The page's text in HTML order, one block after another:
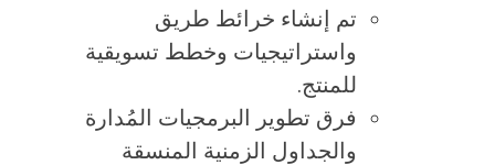
تم إنشاء خرائط طريق
واستراتيجيات وخطط تسويقية
للمنتج.
فرق تطوير البرمجيات المُدارة
والجداول الزمنية المنسقة